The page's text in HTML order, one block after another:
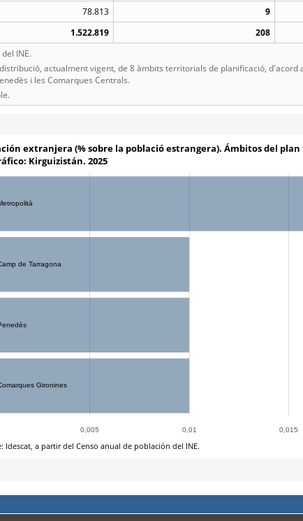
78.813 9
1.522.819 208
INE.
actualment vigent, de 8 àmbits territorials de planificació,
i les Comarques Centrals.